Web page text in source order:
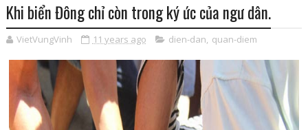
Khi biển Đông chỉ còn trong ký ức của ngư dân.
VietVungVinh 11 years ago dien-dan, quan-diem